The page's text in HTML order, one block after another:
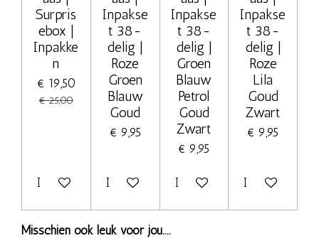
Surpris
ebox |
Inpakke
n
€ 19,50
€ 25,00
In winkelwagen
Inpakse
t 38-
delig |
Roze
Groen
Blauw
Goud
€ 9,95
In winkelwagen
Inpakse
t 38-
delig |
Groen
Blauw
Petrol
Goud
Zwart
€ 9,95
In winkelwagen
Inpakse
t 38-
delig |
Roze
Lila
Goud
Zwart
€ 9,95
In
Misschien ook leuk voor jou....